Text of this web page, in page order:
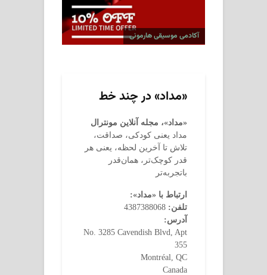
آکادمی موسیقی هارمونی
«مداد» در چند خط
«مداد»، مجله آنلاین مونترال
مداد یعنی کودکی، صداقت،
تلاش تا آخرین لحظه، یعنی هر
قدر کوچک‌تر، همان‌قدر
باتجربه‌تر
ارتباط با «مداد»:
تلفن:
آدرس:
No. 3285 Cavendish Blvd, Apt
355
Montréal, QC
Canada